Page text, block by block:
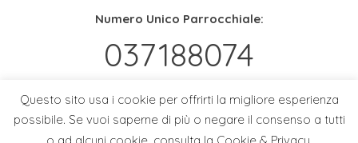
Numero Unico Parrocchiale:
037188074
info@parrocchiadigraffignana.it
Altri Contatti: Whatsapp e Email
Questo sito usa i cookie per offrirti la migliore esperienza
possibile. Se vuoi saperne di più o negare il consenso a tutti
o ad alcuni cookie, consulta la Cookie & Privacy.